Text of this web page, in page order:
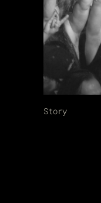
Story